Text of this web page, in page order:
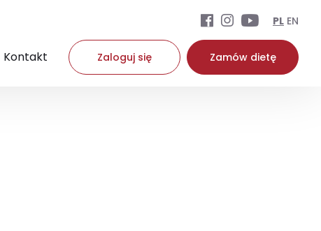
PL EN
Kontakt Zaloguj się Zamów dietę